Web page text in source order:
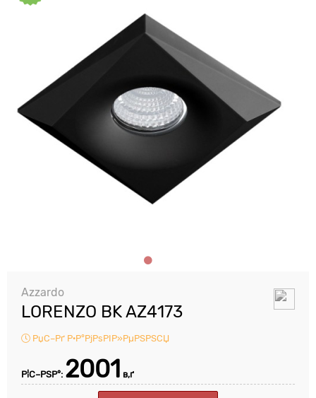
Azzardo
LORENZO BK AZ4173
РџС–Рґ Р·Р°РјРѕРІР»РµРЅРЅСЏ
Р¦С–РЅР°: 2001 в‚ґ